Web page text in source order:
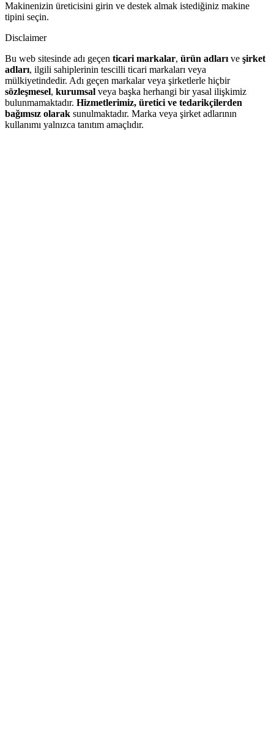
Makinenizin üreticisini girin ve destek almak istediğiniz makine
tipini seçin.
Disclaimer
Bu web sitesinde adı geçen ticari markalar, ürün adları ve şirket
adları, ilgili sahiplerinin tescilli ticari markaları veya
mülkiyetindedir. Adı geçen markalar veya şirketlerle hiçbir
sözleşmesel, kurumsal veya başka herhangi bir yasal ilişkimiz
bulunmamaktadır. Hizmetlerimiz, üretici ve tedarikçilerden
bağımsız olarak sunulmaktadır. Marka veya şirket adlarının
kullanımı yalnızca tanıtım amaçlıdır.